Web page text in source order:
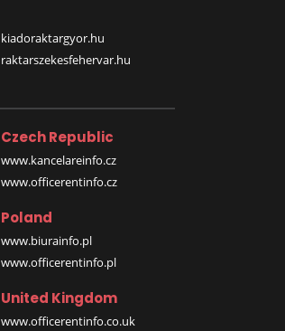
kiadoraktargyor.hu
raktarszekesfehervar.hu
Czech Republic
www.kancelareinfo.cz
www.officerentinfo.cz
Poland
www.biurainfo.pl
www.officerentinfo.pl
United Kingdom
www.officerentinfo.co.uk